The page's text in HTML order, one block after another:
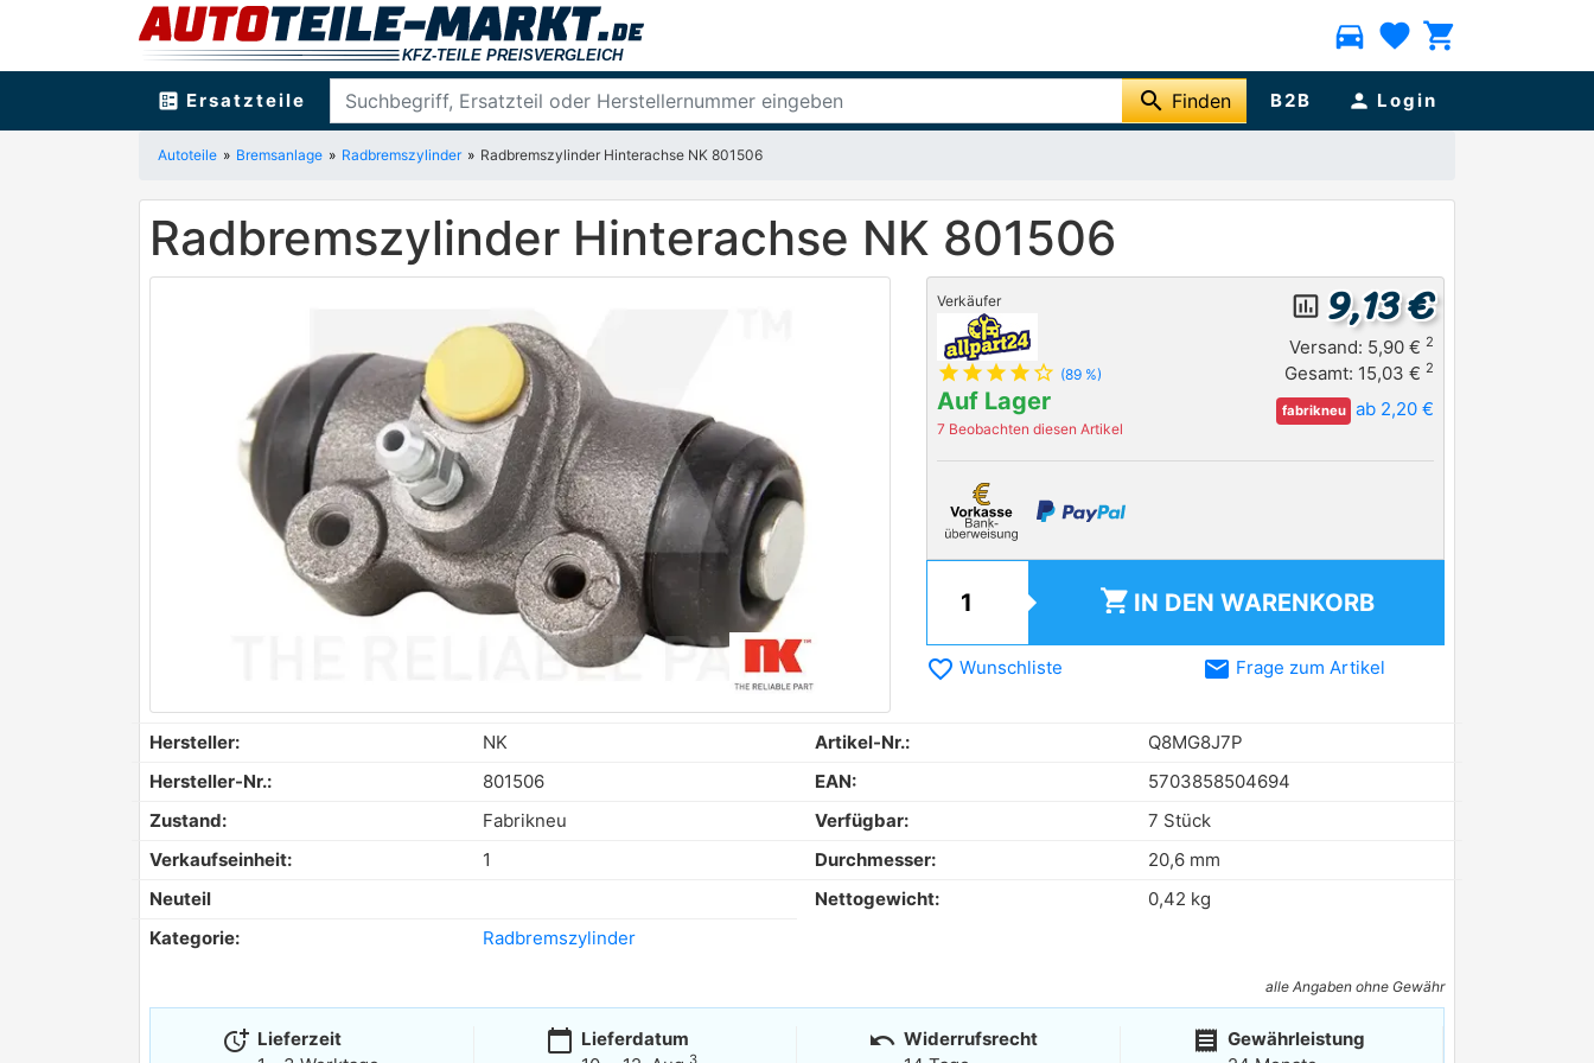
directions_car favorite shopping_cart
ballot Ersatzteile search Finden B2B person Login
Autoteile Bremsanlage Radbremszylinder Radbremszylinder Hinterachse NK 801506
Radbremszylinder Hinterachse NK 801506
Verkäufer
star star star star star_outline (89 %)
Auf Lager
7 Beobachten diesen Artikel
insert_chart_outlined 9,13 €
Versand: 5,90 € 2
Gesamt: 15,03 € 2
fabrikneu ab 2,20 €
shopping_cart IN DEN WARENKORB
favorite_border Wunschliste email Frage zum Artikel
Hersteller: NK Artikel-Nr.:
Q8MG8J7P
Hersteller-Nr.:
801506 EAN:
5703858504694
Zustand:
Fabrikneu Verfügbar:
7 Stück
Verkaufseinheit:
1 Durchmesser:
20,6 mm
Neuteil
Nettogewicht:
0,42 kg
Kategorie:
Radbremszylinder
alle Angaben ohne Gewähr
more_time Lieferzeit
calendar_today Lieferdatum
undo Widerrufsrecht
receipt Gewährleistung